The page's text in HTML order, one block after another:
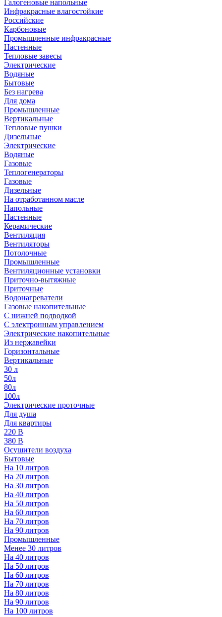
Галогеновые напольные
Инфракрасные влагостойкие
Российские
Карбоновые
Промышленные инфракрасные
Настенные
Тепловые завесы
Электрические
Водяные
Бытовые
Без нагрева
Для дома
Промышленные
Вертикальные
Тепловые пушки
Дизельные
Электрические
Водяные
Газовые
Теплогенераторы
Газовые
Дизельные
На отработанном масле
Напольные
Настенные
Керамические
Вентиляция
Вентиляторы
Потолочные
Промышленные
Вентиляционные установки
Приточно-вытяжные
Приточные
Водонагреватели
Газовые накопительные
С нижней подводкой
С электронным управлением
Электрические накопительные
Из нержавейки
Горизонтальные
Вертикальные
30 л
50л
80л
100л
Электрические проточные
Для душа
Для квартиры
220 В
380 В
Осушители воздуха
Бытовые
На 10 литров
На 20 литров
На 30 литров
На 40 литров
На 50 литров
На 60 литров
На 70 литров
На 90 литров
Промышленные
Менее 30 литров
На 40 литров
На 50 литров
На 60 литров
На 70 литров
На 80 литров
На 90 литров
На 100 литров